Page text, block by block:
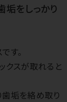
垢をしっかり
す。
クスが取れると
歯垢を絡め取り